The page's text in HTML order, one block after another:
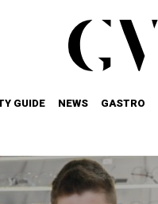
GUIDE NEWS GASTRO